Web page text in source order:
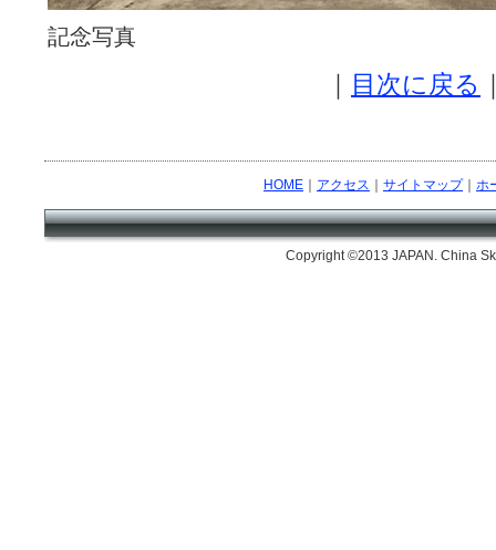
記念写真
｜ 目次に戻る
HOME アクセス サイトマップ｜ ホ
Copyright ©2013 JAPAN. China